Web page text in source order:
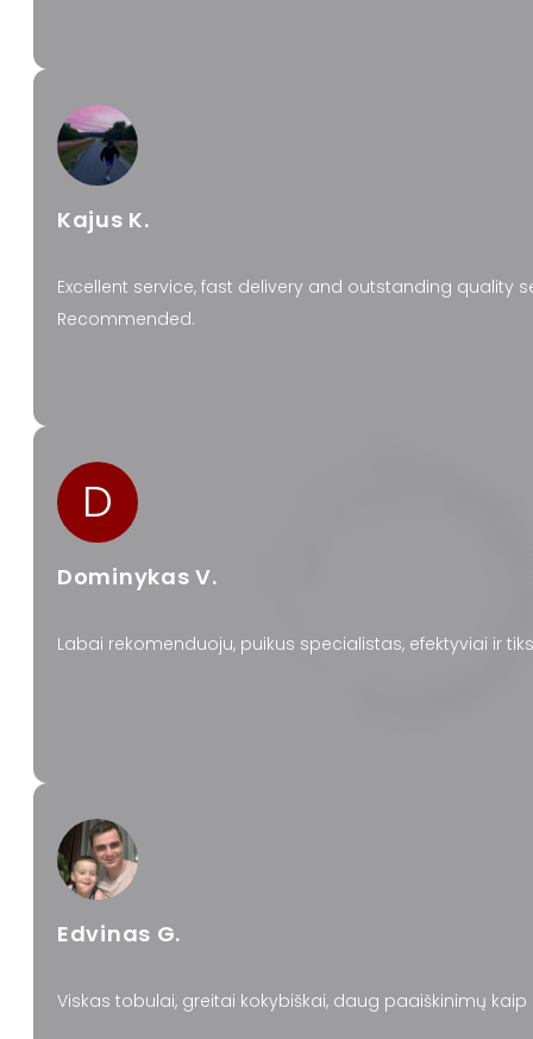
Kajus K.
Excellent service, fast delivery and outstanding quality
Recommended.
D
Dominykas V.
Labai rekomenduoju, puikus specialistas, efektyviai ir
Edvinas G.
Viskas tobulai, greitai kokybiškai, daug paaiškinimų kaip